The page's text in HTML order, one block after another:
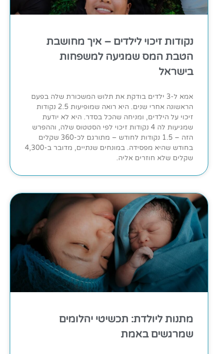
נקודות זיכוי לילדים – איך מחושבת
הטבת המס שמגיעה למשפחות
בישראל
אמא ל-3 ילדים בודקת את תלוש המשכורת שלה בפעם
הראשונה אחרי שנים. היא רואה שמופיעות 2.5 נקודות
זיכוי על הילדים, ומניחה שהכל בסדר. היא לא יודעת
שמגיעות לה 4 נקודות זיכוי לפי הסטטוס שלה, וההפרש
הזה – 1.5 נקודות לחודש – מתורגם לכ-360 שקלים
בחודש שהיא מפסידה. במונחים שנתיים, מדובר ב-4,300
שקלים שלא חוזרים אליה.
מתנות ליולדת: תכשיטי יהלומים
שמרגשים באמת